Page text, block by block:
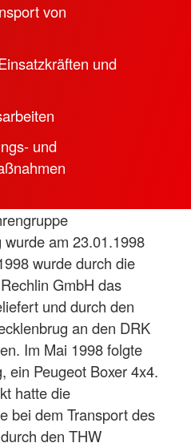
von
und
und
am 23.01.1998
wurde durch die
GmbH das
und durch den
an den DRK
Im Mai 1998 folgte
ein Peugeot Boxer 4x4.
hatte die
bei dem Transport des
den THW